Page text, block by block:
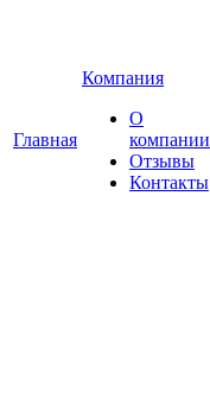
Главная
Компания
О
компании
Отзывы
Контакты